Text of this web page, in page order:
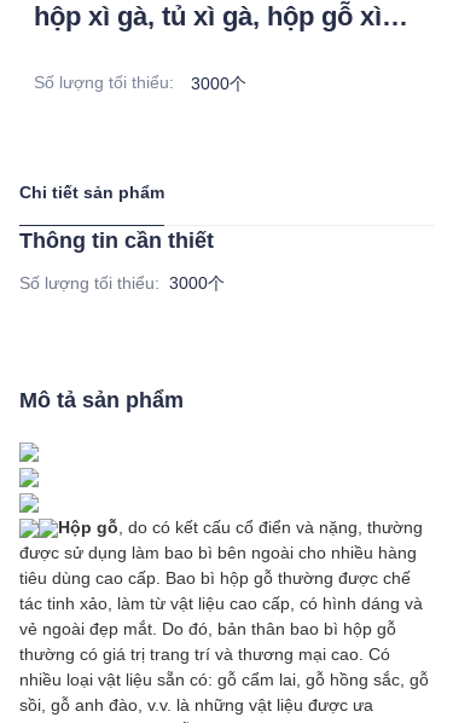
hộp xì gà, tủ xì gà, hộp gỗ xì
Số lượng tối thiểu: 3000个
Chi tiết sản phẩm
Thông tin cần thiết
Số lượng tối thiểu: 3000个
Mô tả sản phẩm
Hộp gỗ , do có kết cấu cổ điển và nặng, thường
được sử dụng làm bao bì bên ngoài cho nhiều hàng
tiêu dùng cao cấp. Bao bì hộp gỗ thường được chế
tác tinh xảo, làm từ vật liệu cao cấp, có hình dáng và
vẻ ngoài đẹp mắt. Do đó, bản thân bao bì hộp gỗ
thường có giá trị trang trí và thương mại cao. Có
nhiều loại vật liệu sẵn có: gỗ cẩm lai, gỗ hồng sắc, gỗ
sồi, gỗ anh đào, v.v. là những vật liệu được ưa